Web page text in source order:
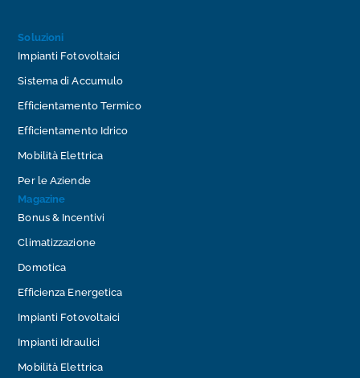
Soluzioni
Impianti Fotovoltaici
Sistema di Accumulo
Efficientamento Termico
Efficientamento Idrico
Mobilità Elettrica
Per le Aziende
Magazine
Bonus & Incentivi
Climatizzazione
Domotica
Efficienza Energetica
Impianti Fotovoltaici
Impianti Idraulici
Mobilità Elettrica